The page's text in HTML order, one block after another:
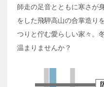
師走の足音とともに寒さが
をした飛騨高山の合掌造り
つりと佇む愛らしい家々。
温まりませんか？